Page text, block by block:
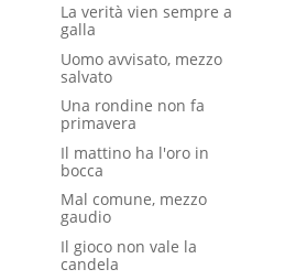
La verità vien sempre a
galla
Uomo avvisato, mezzo
salvato
Una rondine non fa
primavera
Il mattino ha l'oro in
bocca
Mal comune, mezzo
gaudio
Il gioco non vale la
candela